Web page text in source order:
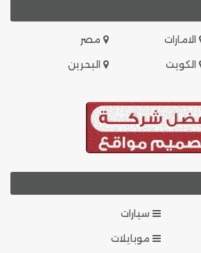
الامارات
مصر
الكويت
البحرين
سيارات
موبايلات